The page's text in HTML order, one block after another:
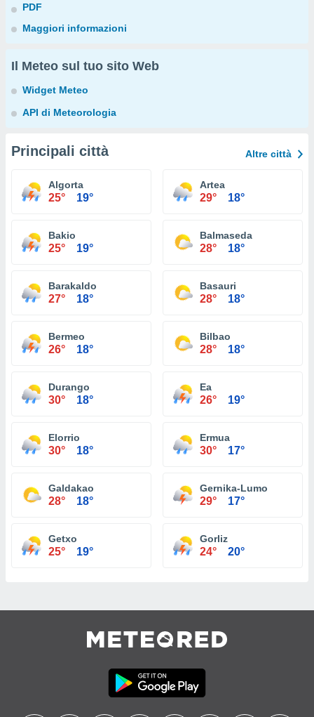
PDF
Maggiori informazioni
Il Meteo sul tuo sito Web
Widget Meteo
API di Meteorologia
Principali città Altre città
Algorta
25° 19°
Artea
29° 18°
Bakio
25° 19°
Balmaseda
28° 18°
Barakaldo
27° 18°
Basauri
28° 18°
Bermeo
26° 18°
Bilbao
28° 18°
Durango
30° 18°
Ea
26° 19°
Elorrio
30° 18°
Ermua
30° 17°
Galdakao
28° 18°
Gernika-Lumo
29° 17°
Getxo
25° 19°
Gorliz
24° 20°